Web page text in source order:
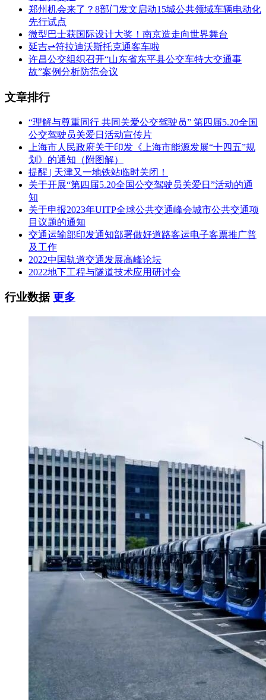
郑州机会来了？8部门发文启动15城公共领域车辆电动化
先行试点
微型巴士获国际设计大奖！南京造走向世界舞台
延吉⇌符拉迪沃斯托克通客车啦
许昌公交组织召开“山东省东平县公交车特大交通事
故”案例分析防范会议
文章排行
“理解与尊重同行 共同关爱公交驾驶员” 第四届5.20全国
公交驾驶员关爱日活动宣传片
上海市人民政府关于印发《上海市能源发展“十四五”规
划》的通知（附图解）
提醒 | 天津又一地铁站临时关闭！
关于开展“第四届5.20全国公交驾驶员关爱日”活动的通
知
关于申报2023年UITP全球公共交通峰会城市公共交通项
目议题的通知
交通运输部印发通知部署做好道路客运电子客票推广普
及工作
2022中国轨道交通发展高峰论坛
2022地下工程与隧道技术应用研讨会
行业数据更多